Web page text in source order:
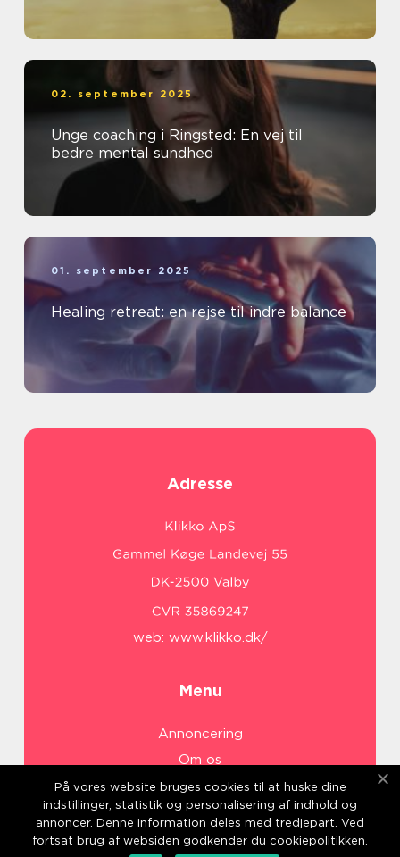
02. september 2025
Unge coaching i Ringsted: En vej til
bedre mental sundhed
01. september 2025
Healing retreat: en rejse til indre balance
Adresse
web: www.klikko.dk/
Menu
Annoncering
Om os
Cookies
Kontakt os
Sitemap
På vores website bruges cookies til at huske dine
indstillinger, statistik og personalisering af indhold og
annoncer. Denne information deles med tredjepart. Ved
fortsat brug af websiden godkender du cookiepolitikken.